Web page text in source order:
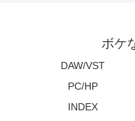
ボケ
DAW/VST
PC/HP
INDEX